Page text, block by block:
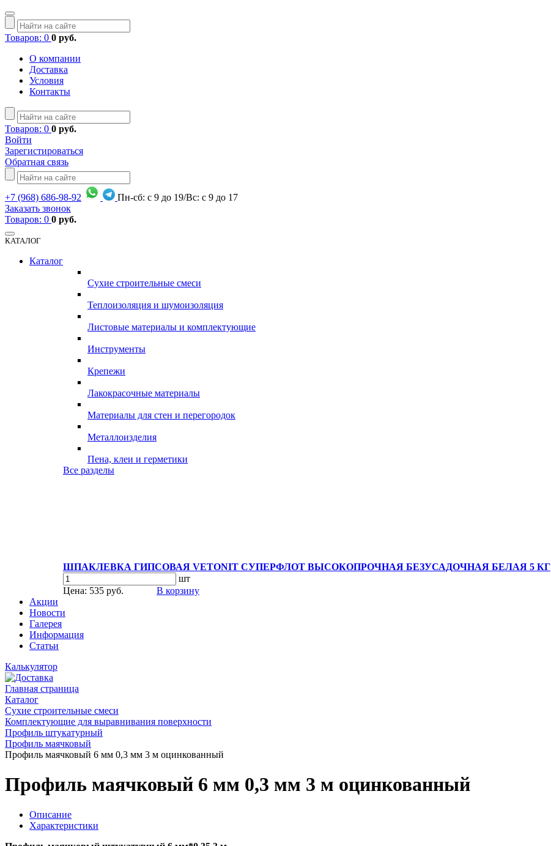
Товаров: 0 0 руб.
О компании
Доставка
Условия
Контакты
Товаров: 0 0 руб.
Войти
Зарегистироваться
Обратная связь
+7 (968) 686-98-92
Пн-сб: с 9 до 19/Вс: с 9 до 17
Заказать звонок
Товаров: 0 0 руб.
КАТАЛОГ
Каталог
Сухие строительные смеси
Теплоизоляция и шумоизоляция
Листовые материалы и комплектующие
Инструменты
Крепежи
Лакокрасочные материалы
Материалы для стен и перегородок
Металлоизделия
Пена, клеи и герметики
Все разделы
ШПАКЛЕВКА ГИПСОВАЯ VETONIT СУПЕРФЛОТ ВЫСОКОПРОЧНАЯ БЕЗУСАДОЧНАЯ БЕЛАЯ 5 КГ
шт
Цена: 535 руб.
В корзину
Акции
Новости
Галерея
Информация
Статьи
Калькулятор
Главная страница
Каталог
Сухие строительные смеси
Комплектующие для выравнивания поверхности
Профиль штукатурный
Профиль маячковый
Профиль маячковый 6 мм 0,3 мм 3 м оцинкованный
Профиль маячковый 6 мм 0,3 мм 3 м оцинкованный
Описание
Характеристики